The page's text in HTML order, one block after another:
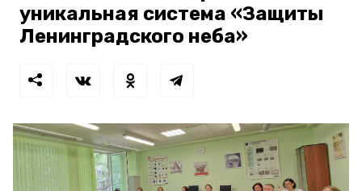
уникальная система «Защиты
Ленинградского неба»